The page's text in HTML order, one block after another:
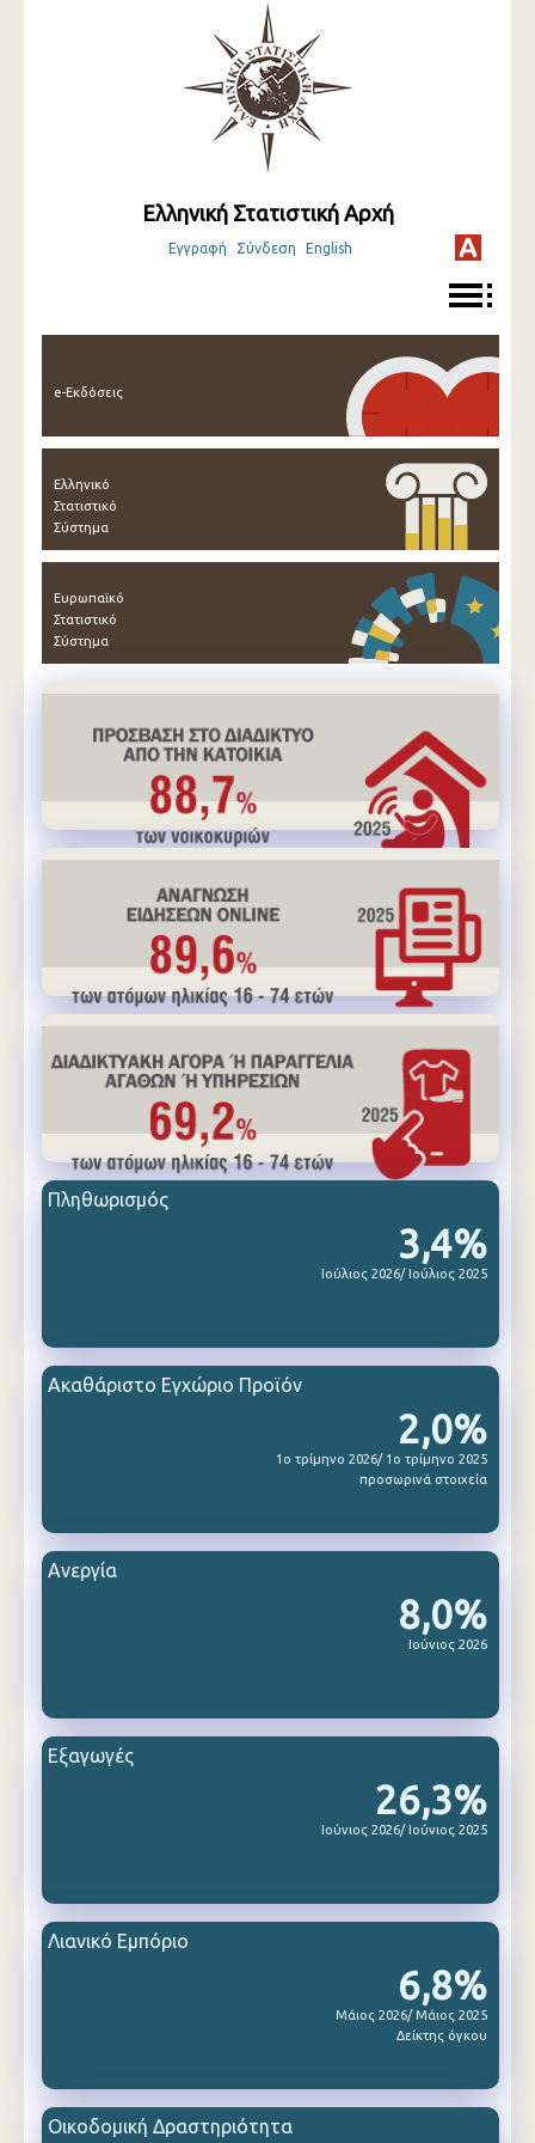
Ελληνική Στατιστική Αρχή
Εγγραφή Σύνδεση English
e-Εκδόσεις
Ελληνικό
Στατιστικό
Σύστημα
Ευρωπαϊκό
Στατιστικό
Σύστημα
3,4%
Ιούλιος 2026/ Ιούλιος 2025
Πληθωρισμός
2,0%
1ο τρίμηνο 2026/ 1ο τρίμηνο 2025
προσωρινά στοιχεία
Ακαθάριστο Εγχώριο Προϊόν
8,0%
Ιούνιος 2026
Ανεργία
26,3%
Ιούνιος 2026/ Ιούνιος 2025
Εξαγωγές
6,8%
Μάιος 2026/ Μάιος 2025
Δείκτης όγκου
Λιανικό Εμπόριο
Οικοδομική Δραστηριότητα